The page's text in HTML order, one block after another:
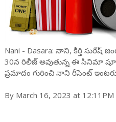
Nani - Dasara: నాని, కీర్తి
30న రిలీజ్ అవుతున్న ఈ సినిమా
ప్ర‌మాదం గురించి నాని రీసెంట్
By March 16, 2023 at 12:11PM